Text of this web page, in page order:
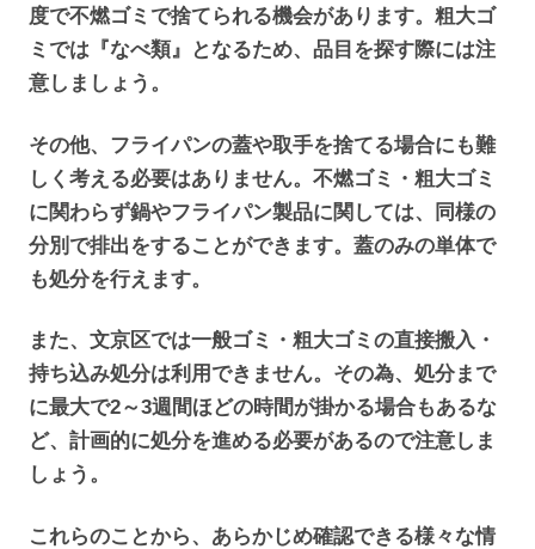
度で不燃ゴミで捨てられる機会があります。粗大ゴ
ミでは『なべ類』となるため、品目を探す際には注
意しましょう。
その他、フライパンの蓋や取手を捨てる場合にも難
しく考える必要はありません。不燃ゴミ・粗大ゴミ
に関わらず鍋やフライパン製品に関しては、同様の
分別で排出をすることができます。蓋のみの単体で
も処分を行えます。
また、文京区では一般ゴミ・粗大ゴミの直接搬入・
持ち込み処分は利用できません。その為、処分まで
に最大で2～3週間ほどの時間が掛かる場合もあるな
ど、計画的に処分を進める必要があるので注意しま
しょう。
これらのことから、あらかじめ確認できる様々な情